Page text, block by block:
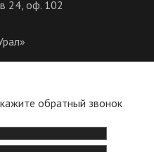
24, оф. 102
обратный звонок